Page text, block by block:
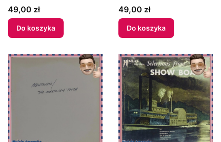
1975 US
Cena
49,00 zł
Do koszyka
AND MESSINA" 1972 US
Cena
49,00 zł
Do koszyka